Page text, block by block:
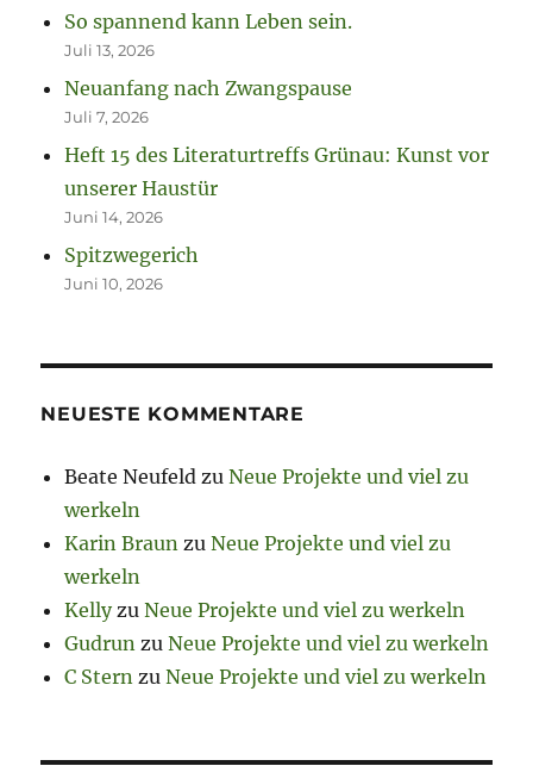
So spannend kann Leben sein.
Juli 13, 2026
Neuanfang nach Zwangspause
Juli 7, 2026
Heft 15 des Literaturtreffs Grünau: Kunst vor
unserer Haustür
Juni 14, 2026
Spitzwegerich
Juni 10, 2026
NEUESTE KOMMENTARE
Beate Neufeld zuNeue Projekte und viel zu
werkeln
Karin Braun zuNeue Projekte und viel zu
werkeln
KellyzuNeue Projekte und viel zu werkeln
Gudrun zuNeue Projekte und viel zu werkeln
C Stern zuNeue Projekte und viel zu werkeln